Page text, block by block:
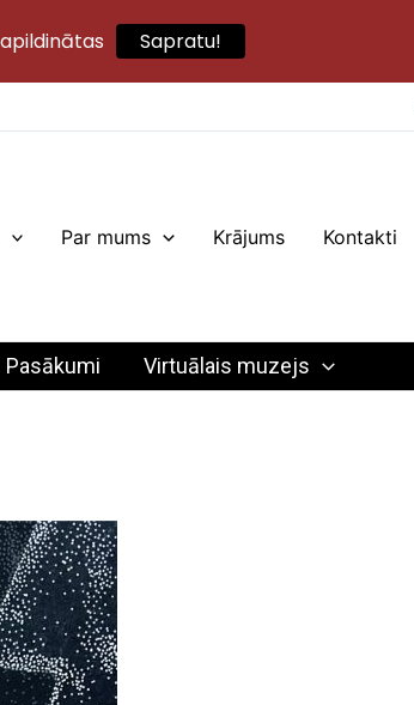
Par mums Krājums Kontakti
Pasākumi Virtuālais muzejs
Sapratu!